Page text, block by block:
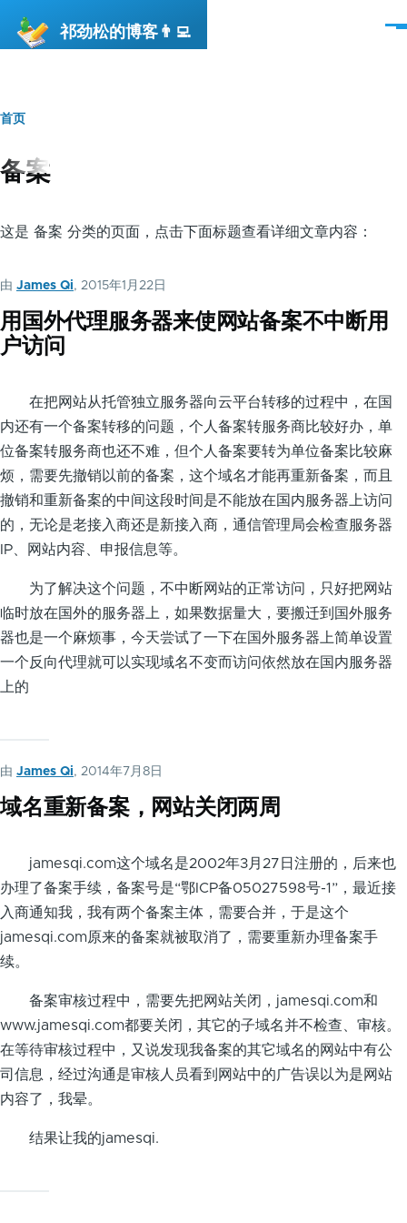
祁劲松的博客👨‍💻
菜
面
包
屑
首页
备案
这是 备案 分类的页面，点击下面标题查看详细文章内容：
由 James Qi, 2015年1月22日
用国外代理服务器来使网站备案不中断用
户访问
在把网站从托管独立服务器向云平台转移的过程中，在国
内还有一个备案转移的问题，个人备案转服务商比较好办，单
位备案转服务商也还不难，但个人备案要转为单位备案比较麻
烦，需要先撤销以前的备案，这个域名才能再重新备案，而且
撤销和重新备案的中间这段时间是不能放在国内服务器上访问
的，无论是老接入商还是新接入商，通信管理局会检查服务器
IP、网站内容、申报信息等。
为了解决这个问题，不中断网站的正常访问，只好把网站
临时放在国外的服务器上，如果数据量大，要搬迁到国外服务
器也是一个麻烦事，今天尝试了一下在国外服务器上简单设置
一个反向代理就可以实现域名不变而访问依然放在国内服务器
上的
由 James Qi, 2014年7月8日
域名重新备案，网站关闭两周
jamesqi.com这个域名是2002年3月27日注册的，后来也
办理了备案手续，备案号是“鄂ICP备05027598号-1”，最近接
入商通知我，我有两个备案主体，需要合并，于是这个
jamesqi.com原来的备案就被取消了，需要重新办理备案手
续。
备案审核过程中，需要先把网站关闭，jamesqi.com和
www.jamesqi.com都要关闭，其它的子域名并不检查、审核。
在等待审核过程中，又说发现我备案的其它域名的网站中有公
司信息，经过沟通是审核人员看到网站中的广告误以为是网站
内容了，我晕。
结果让我的jamesqi.